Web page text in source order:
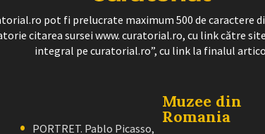
pot fi prelucrate maximum 500 de caractere
citarea sursei www. curatorial.ro, cu link către
integral pe curatorial.ro”, cu link la finalul
PORTRET. Pablo Picasso,
Muzee din
Romania